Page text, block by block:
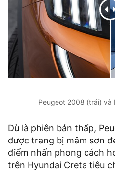
Peugeot 2008 (trái) và
Dù là phiên bản thấp,
được trang bị mâm sơn
điểm nhấn phong cách
trên Hyundai Creta tiêu